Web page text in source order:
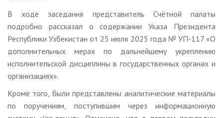
В ходе заседания представитель Счётной палаты
подробно рассказал о содержании Указа Президента
Республики Узбекистан от 25 июля 2025 года № УП-117 «О
дополнительных мерах по дальнейшему укреплению
исполнительской дисциплины в государственных органах и
организациях».
Кроме того, были представлены аналитические материалы
по поручениям, поступившим через информационную